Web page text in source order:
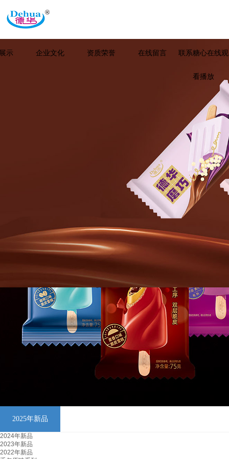
示 企业文化 资质荣誉 在线留言 联系糖心在线观
看播放
2025年新品
2024年新品
2023年新品
2022年新品